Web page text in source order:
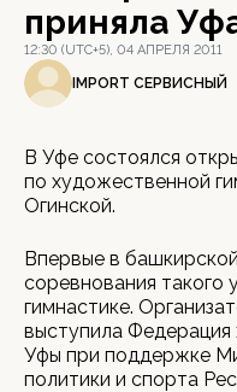
приняла
12:30 (UTC+5), 04 АПРЕЛЯ 2011
IMPORT СЕРВИСНЫЙ
В Уфе состоялся
по художественной
Огинской.
Впервые в
соревнования такого
гимнастике.
выступила Федерация
Уфы при поддержке
политики и спорта